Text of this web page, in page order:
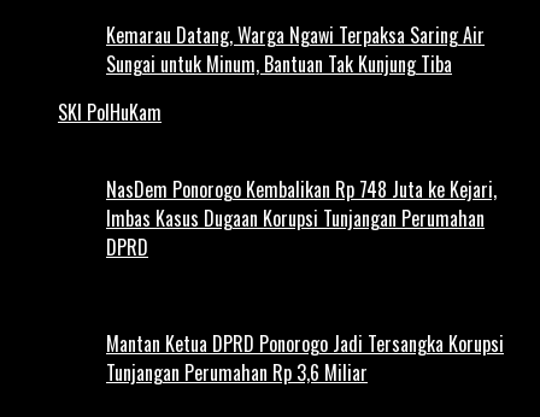
Kemarau Datang, Warga Ngawi Terpaksa Saring Air
Sungai untuk Minum, Bantuan Tak Kunjung Tiba
SKI PolHuKam
NasDem Ponorogo Kembalikan Rp 748 Juta ke Kejari,
Imbas Kasus Dugaan Korupsi Tunjangan Perumahan
DPRD
Mantan Ketua DPRD Ponorogo Jadi Tersangka Korupsi
Tunjangan Perumahan Rp 3,6 Miliar